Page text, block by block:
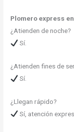
Plomero express
¿Atienden de noche?
Sí.
¿Atienden fines de
Sí.
¿Llegan rápido?
Sí, atención